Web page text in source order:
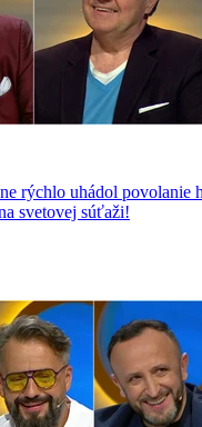
rýchlo uhádol povolanie
svetovej súťaži!